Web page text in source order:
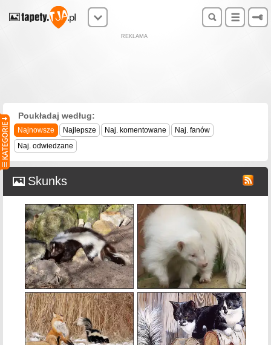
REKLAMA
Poukładaj według:
Najnowsze Najlepsze Naj. komentowane
Naj. fanów
Naj. odwiedzane
Skunks